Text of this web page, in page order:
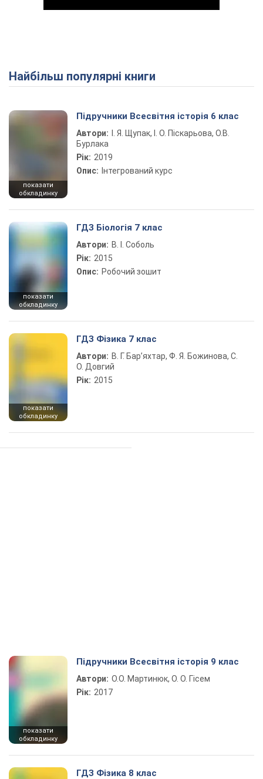
Play Video
Найбільш популярні книги
показати
обкладинку
Підручники Всесвітня історія 6 клас
Автори:
І. Я. Щупак, І. О. Піскарьова, О.В.
Бурлака
Рік: 2019
Опис: Інтегрований курс
показати
обкладинку
ГДЗ Біологія 7 клас
Автори: В. І. Соболь
Рік: 2015
Опис: Робочий зошит
показати
обкладинку
ГДЗ Фізика 7 клас
Автори: В. Г. Бар’яхтар, Ф. Я. Божинова, С.
О. Довгий
Рік: 2015
показати
обкладинку
Підручники Всесвітня історія 9 клас
Автори: О.О. Мартинюк, О. О. Гісем
Рік: 2017
ГДЗ Фізика 8 клас